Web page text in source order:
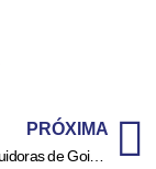
PRÓXIMA
Bares e distribuidoras de Goianésia passam por fiscalização da Polícia Civil – Policia Civil do Estado de Goiás